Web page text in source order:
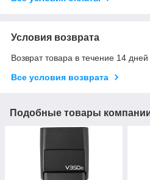
Условия возврата
Возврат товара в течение 14
Все условия возврата
Подобные товары